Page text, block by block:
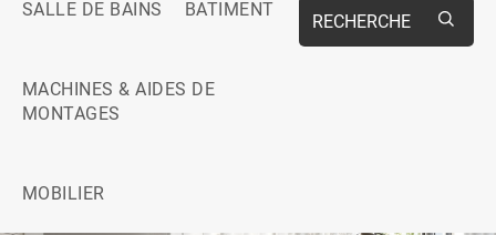
SALLE DE BAINS BATIMENT
MACHINES & AIDES DE
MONTAGES
MOBILIER
RECHERCHE